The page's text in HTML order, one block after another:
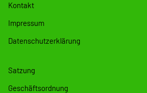
Kontakt
Impressum
Datenschutzerklärung
Satzung
Geschäftsordnung